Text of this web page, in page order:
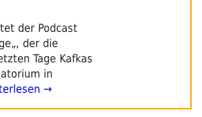
der Podcast
der die
Tage Kafkas
in
→